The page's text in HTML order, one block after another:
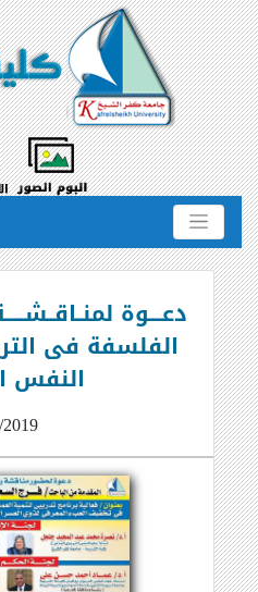
دعــــوة
الفلسفة فى
النفس